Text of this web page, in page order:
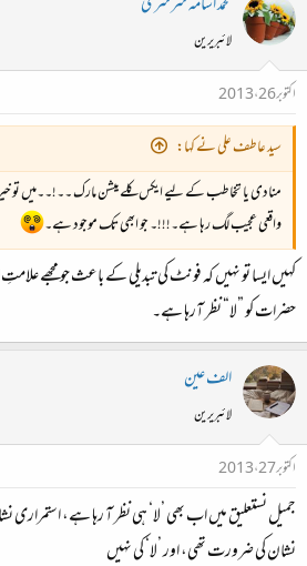
لائبریرین
اکتوبر 26، 2013
سید عاطف علی نے کہا:
منادی یا تخاطب کے لیے ایکس کلے میشن مارک ۔۔!۔۔میں تو خیر
واقعی عجیب لگ رہا ہے۔!!!۔ جو ابھی تک موجود ہے۔
کہیں ایسا تو نہیں کہ فونٹ کی تبدیلی کے باعث جو مجھے
حضرات کو ”لا“ نظر آرہا ہے۔
الف عین
لائبریرین
اکتوبر 27، 2013
جمیل نستعلیق میں اب بھی ’لا‘ ہی نظر آ رہا ہے، استمراری
نشان کی ضرورت تھی، اور ’لا‘ کی نہیں